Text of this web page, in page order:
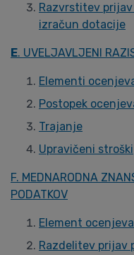
Razvrstitev
izračun dotacije
E. UVELJAVLJENI
Elementi
Postopek
Trajanje
Upravičeni stroški
F. MEDNARODNA
PODATKOV
Element
Razdelitev prijav